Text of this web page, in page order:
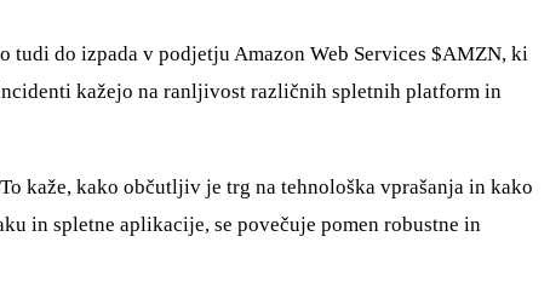
do izpada v podjetju Amazon Web Services $AMZN, ki
kažejo na ranljivost različnih spletnih platform in
kaže, kako občutljiv je trg na tehnološka vprašanja in kako
in spletne aplikacije, se povečuje pomen robustne in